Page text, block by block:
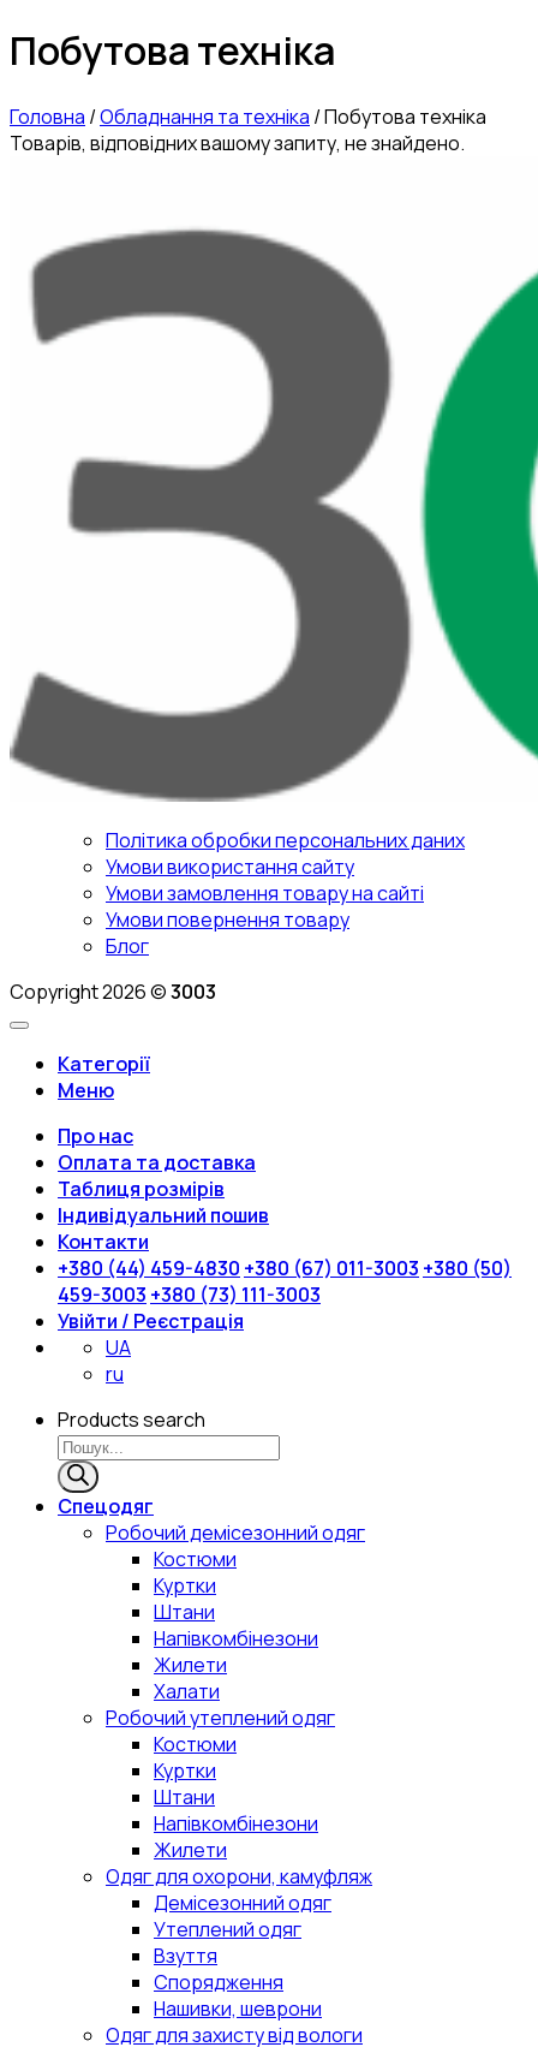
Побутова техніка
Головна /Обладнання та техніка /Побутова техніка
Товарів, відповідних вашому запиту, не знайдено.
Політика обробки персональних даних
Умови використання сайту
Умови замовлення товару на сайті
Умови повернення товару
Блог
Copyright 2026 ©3003
Категорії
Меню
Про нас
Оплата та доставка
Таблиця розмірів
Індивідуальний пошив
Контакти
+380 (44) 459-4830 +380 (67) 011-3003 +380 (50)
459-3003 +380 (73) 111-3003
Увійти / Реєстрація
UA
ru
Products search
Спецодяг
Робочий демісезонний одяг
Костюми
Куртки
Штани
Напівкомбінезони
Жилети
Халати
Робочий утеплений одяг
Костюми
Куртки
Штани
Напівкомбінезони
Жилети
Одяг для охорони, камуфляж
Демісезонний одяг
Утеплений одяг
Взуття
Спорядження
Нашивки, шеврони
Одяг для захисту від вологи